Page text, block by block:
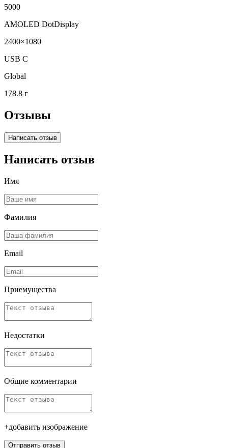
5000
AMOLED DotDisplay
2400×1080
USB C
Global
178.8 г
Отзывы
Написать отзыв
Написать отзыв
Имя
Фамилия
Email
Приемущества
Недостатки
Общие комментарии
+добавить изображение
Отправить отзыв